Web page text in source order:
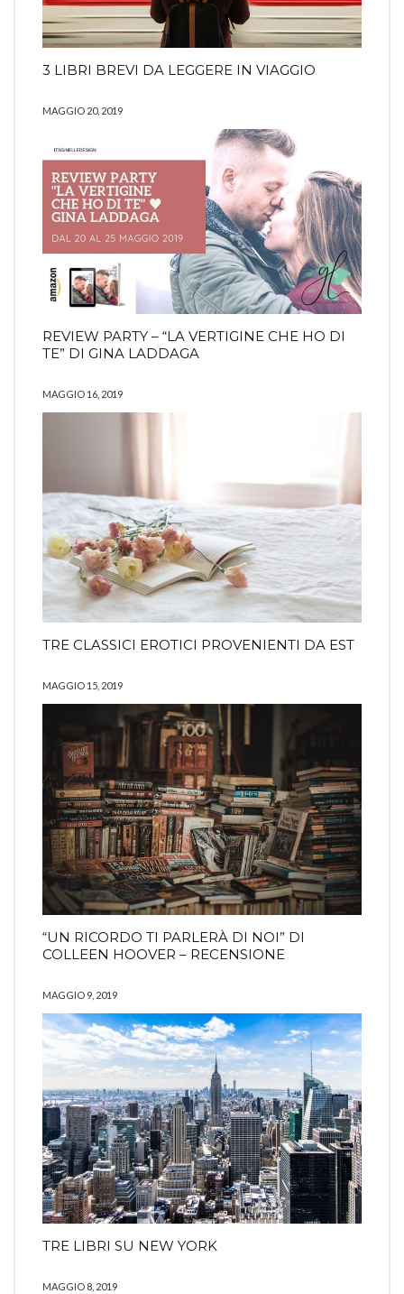
3 LIBRI BREVI DA LEGGERE IN VIAGGIO
MAGGIO 20, 2019
REVIEW PARTY – “LA VERTIGINE CHE HO DI
TE” DI GINA LADDAGA
MAGGIO 16, 2019
TRE CLASSICI EROTICI PROVENIENTI DA EST
MAGGIO 15, 2019
“UN RICORDO TI PARLERÀ DI NOI” DI
COLLEEN HOOVER – RECENSIONE
MAGGIO 9, 2019
TRE LIBRI SU NEW YORK
MAGGIO 8, 2019